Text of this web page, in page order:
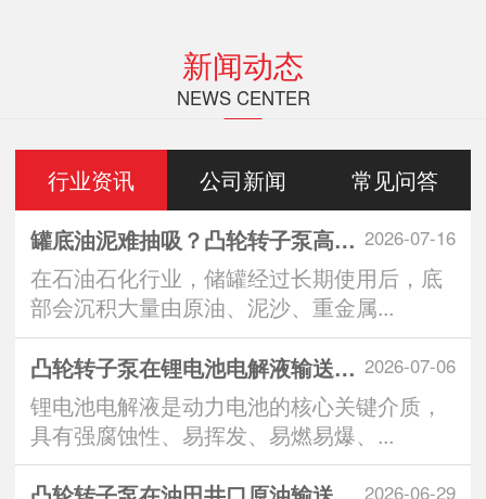
新闻动态
NEWS CENTER
行业资讯 公司新闻 常见问答
2026-07-16
罐底油泥难抽吸？凸轮转子泵高效清罐无残留
在石油石化行业，储罐经过长期使用后，底
部会沉积大量由原油、泥沙、重金属...
2026-07-06
凸轮转子泵在锂电池电解液输送中的技术优势与
锂电池电解液是动力电池的核心关键介质，
具有强腐蚀性、易挥发、易燃易爆、...
2026-06-29